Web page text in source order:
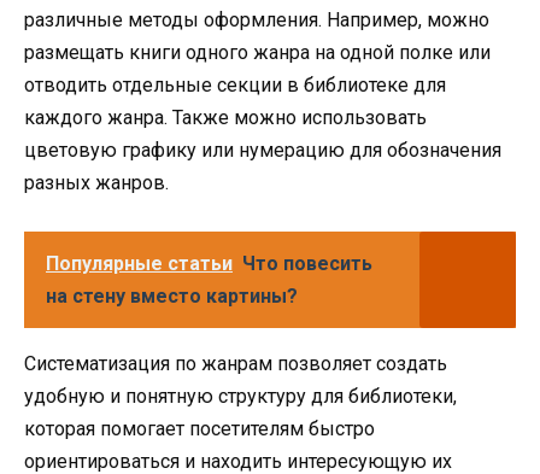
различные методы оформления. Например, можно
размещать книги одного жанра на одной полке или
отводить отдельные секции в библиотеке для
каждого жанра. Также можно использовать
цветовую графику или нумерацию для обозначения
разных жанров.
Популярные статьи Что повесить
на стену вместо картины?
Систематизация по жанрам позволяет создать
удобную и понятную структуру для библиотеки,
которая помогает посетителям быстро
ориентироваться и находить интересующую их